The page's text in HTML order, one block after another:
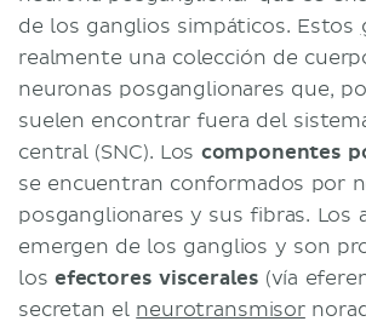
de los ganglios simpáticos. Estos
realmente una colección de
neuronas posganglionares que,
suelen encontrar fuera del
central (SNC). Los componentes
se encuentran conformados por
posganglionares y sus fibras. Los
emergen de los ganglios y son
los efectores viscerales (vía
secretan el neurotransmisor